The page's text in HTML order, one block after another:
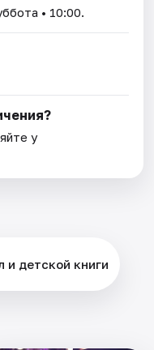
• 10:00.
у
и детской книги